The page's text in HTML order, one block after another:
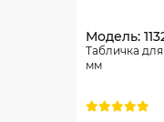
Модель:
Табличка
мм